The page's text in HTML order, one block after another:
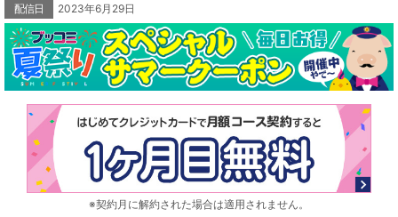
配信日
2023年6月29日
※契約月に解約された場合は適用されません。